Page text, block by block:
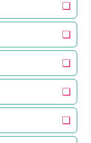
❏
❏
❏
❏
❏